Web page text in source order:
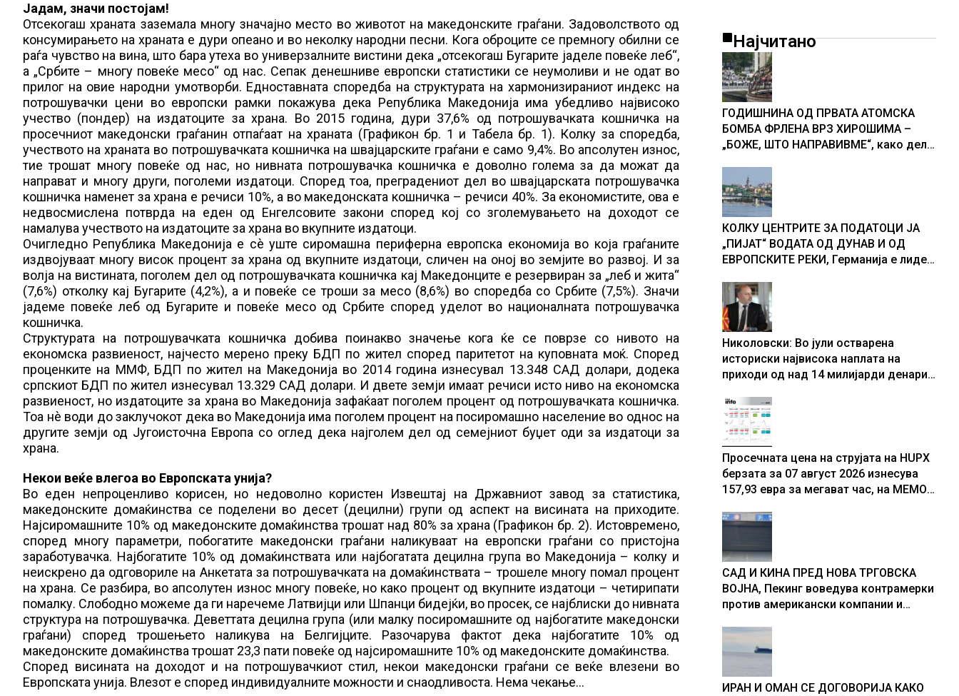
Јадам, значи постојам!
Отсекогаш храната заземала многу значајно место во животот на македонските граѓани. Задоволството од
консумирањето на храната е дури опеано и во неколку народни песни. Кога оброците се премногу обилни се
раѓа чувство на вина, што бара утеха во универзалните вистини дека „отсекогаш Бугарите јаделе повеќе леб“,
а „Србите – многу повеќе месо“ од нас. Сепак денешниве европски статистики се неумоливи и не одат во
прилог на овие народни умотворби. Едноставната споредба на структурата на хармонизираниот индекс на
потрошувачки цени во европски рамки покажува дека Република Македонија има убедливо највисоко
учество (пондер) на издатоците за храна. Во 2015 година, дури 37,6% од потрошувачката кошничка на
просечниот македонски граѓанин отпаѓаат на храната (Графикон бр. 1 и Табела бр. 1). Колку за споредба,
учеството на храната во потрошувачката кошничка на швајцарските граѓани е само 9,4%. Во апсолутен износ,
тие трошат многу повеќе од нас, но нивната потрошувачка кошничка е доволно голема за да можат да
направат и многу други, поголеми издатоци. Според тоа, преградениот дел во швајцарската потрошувачка
кошничка наменет за храна е речиси 10%, а во македонската кошничка – речиси 40%. За економистите, ова е
недвосмислена потврда на еден од Енгелсовите закони според кој со зголемувањето на доходот се
намалува учеството на издатоците за храна во вкупните издатоци.
Очигледно Република Македонија е сè уште сиромашна периферна европска економија во која граѓаните
издвојуваат многу висок процент за храна од вкупните издатоци, сличен на оној во земјите во развој. И за
волја на вистината, поголем дел од потрошувачката кошничка кај Македонците е резервиран за „леб и жита“
(7,6%) отколку кај Бугарите (4,2%), а и повеќе се троши за месо (8,6%) во споредба со Србите (7,5%). Значи
јадеме повеќе леб од Бугарите и повеќе месо од Србите според уделот во националната потрошувачка
кошничка.
Структурата на потрошувачката кошничка добива поинакво значење кога ќе се поврзе со нивото на
економска развиеност, најчесто мерено преку БДП по жител според паритетот на куповната моќ. Според
проценките на ММФ, БДП по жител на Македонија во 2014 година изнесувал 13.348 САД долари, додека
српскиот БДП по жител изнесувал 13.329 САД долари. И двете земји имаат речиси исто ниво на економска
развиеност, но издатоците за храна во Македонија зафаќаат поголем процент од потрошувачката кошничка.
Тоа нè води до заклучокот дека во Македонија има поголем процент на посиромашно население во однос на
другите земји од Југоисточна Европа со оглед дека најголем дел од семејниот буџет оди за издатоци за
храна.
Некои веќе влегоа во Европската унија?
Во еден непроценливо корисен, но недоволно користен Извештај на Државниот завод за статистика,
македонските домаќинства се поделени во десет (децилни) групи од аспект на висината на приходите.
Најсиромашните 10% од македонските домаќинства трошат над 80% за храна (Графикон бр. 2). Истовремено,
според многу параметри, побогатите македонски граѓани наликуваат на европски граѓани со пристојна
заработувачка. Најбогатите 10% од домаќинствата или најбогатата децилна група во Македонија – колку и
неискрено да одговориле на Анкетата за потрошувачката на домаќинствата – трошеле многу помал процент
на храна. Се разбира, во апсолутен износ многу повеќе, но како процент од вкупните издатоци – четирипати
помалку. Слободно можеме да ги наречеме Латвијци или Шпанци бидејќи, во просек, се најблиски до нивната
структура на потрошувачка. Деветтата децилна група (или малку посиромашните од најбогатите македонски
граѓани) според трошењето наликува на Белгијците. Разочарува фактот дека најбогатите 10% од
македонските домаќинства трошат 23,3 пати повеќе од најсиромашните 10% од македонските домаќинства.
Според висината на доходот и на потрошувачкиот стил, некои македонски граѓани се веќе влезени во
Европската унија. Влезот е според индивидуалните можности и снаодливоста. Нема чекање…
Најчитано
ГОДИШНИНА ОД ПРВАТА АТОМСКА
БОМБА ФРЛЕНА ВРЗ ХИРОШИМА –
„БОЖЕ, ШТО НАПРАВИВМЕ“, како дел
учесниците во бомбардирањето го
доживуваа овој настан што го
промени текот на историјата
КОЛКУ ЦЕНТРИТЕ ЗА ПОДАТОЦИ ЈА
„ПИЈАТ“ ВОДАТА ОД ДУНАВ И ОД
ЕВРОПСКИТЕ РЕКИ, Германија е лидер
центри за податоци
Николовски: Во јули остварена
историски највисока наплата на
приходи од над 14 милијарди денари
резултати
Просечната цена на струјата на HUPX
берзата за 07 август 2026 изнесува
157,93 евра за мегават час, на МЕМО
САД И КИНА ПРЕД НОВА ТРГОВСКА
ВОЈНА, Пекинг воведува контрамерки
против американски компании и
ИРАН И ОМАН СЕ ДОГОВОРИЈА КАКО